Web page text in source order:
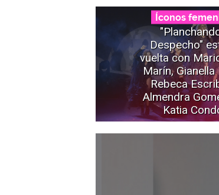
Íconos
Despecho"
vuelta con
Marín, Gianella
Rebeca
Almendra
Katia